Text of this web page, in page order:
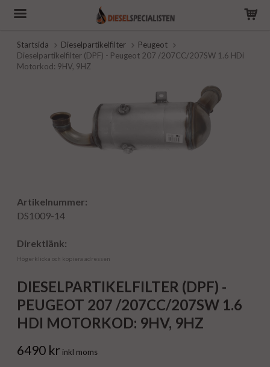
Startsida Dieselpartikelfilter
Peugeot
Dieselpartikelfilter (DPF) - Peugeot 207 /207CC/207SW 1.6 HDi
Motorkod: 9HV, 9HZ
Artikelnummer:
DS1009-14
Direktlänk:
Högerklicka och kopiera adressen
DIESELPARTIKELFILTER (DPF) -
PEUGEOT 207 /207CC/207SW 1.6
HDI MOTORKOD: 9HV, 9HZ
6490 kr inkl moms